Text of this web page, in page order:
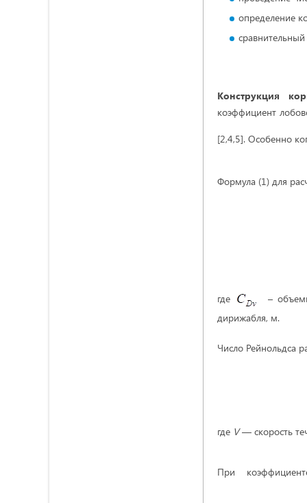
определение
Конструкция
коэффициент
[2,4,5]. Особенно
Формула (1) для
где –
дирижабля, м.
Число Рейнольдса
где V— скорость
При